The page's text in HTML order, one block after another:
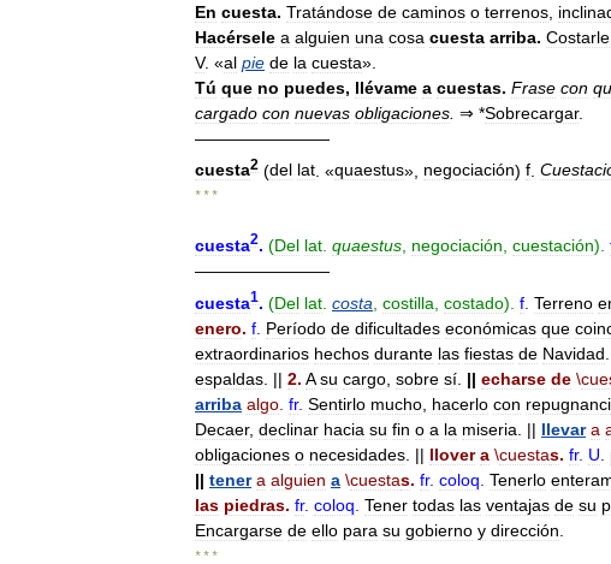
En cuesta. Tratándose de caminos o terrenos
Hacérsele a alguien una cosa cuesta arriba. Costarle
V. «al pie de la cuesta».
Tú que no puedes, llévame a cuestas. Frase con
cargado con nuevas obligaciones ⇒ *Sobrecargar.
————————
cuesta2 (del lat . «quaestus», negociación) f
* * *
cuesta2. (Del lat quaestus negociación cuestación).
————————
cuesta1. (Del lat costa costilla costado). f Terreno
enero. f Período de dificultades económicas que
extraordinarios hechos durante las fiestas de Navidad
espaldas . || 2. A su cargo sobre sí || echarse de \
arriba algo fr. Sentirlo mucho hacerlo con
Decaer, declinar hacia su fin o a la miseria . || llevar a
obligaciones o necesidades . || llover a \cuestas. fr. U
|| tener a alguien a \cuestas. fr. coloq Tenerlo
las piedras. fr. coloq Tener todas las ventajas de su
Encargarse de ello para su gobierno y dirección
* * *